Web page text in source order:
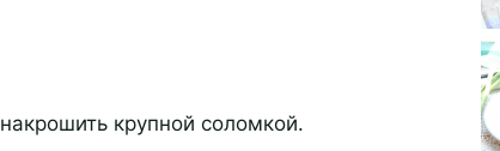
крупной соломкой.